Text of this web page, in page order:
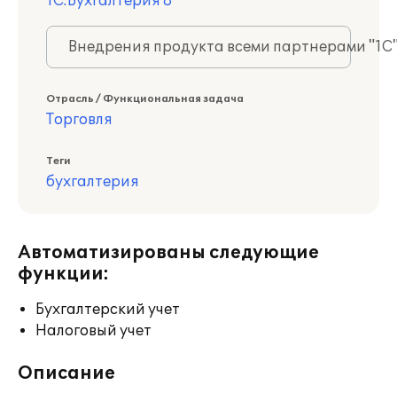
Внедрения продукта всеми партнерами
Отрасль / Функциональная задача
Торговля
Теги
бухгалтерия
Автоматизированы следующие
функции:
Бухгалтерский учет
Налоговый учет
Описание